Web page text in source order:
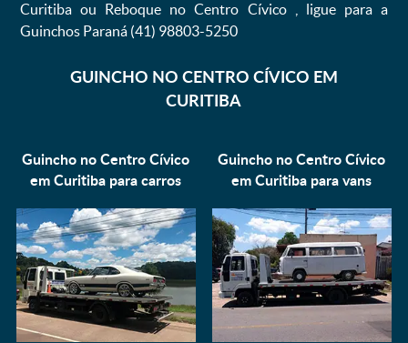
Curitiba ou Reboque no Centro Cívico , ligue para a
Guinchos Paraná (41) 98803-5250
GUINCHO NO CENTRO CÍVICO EM
CURITIBA
Guincho no Centro Cívico
em Curitiba paracarros
Guincho no Centro Cívico
em Curitiba paravans